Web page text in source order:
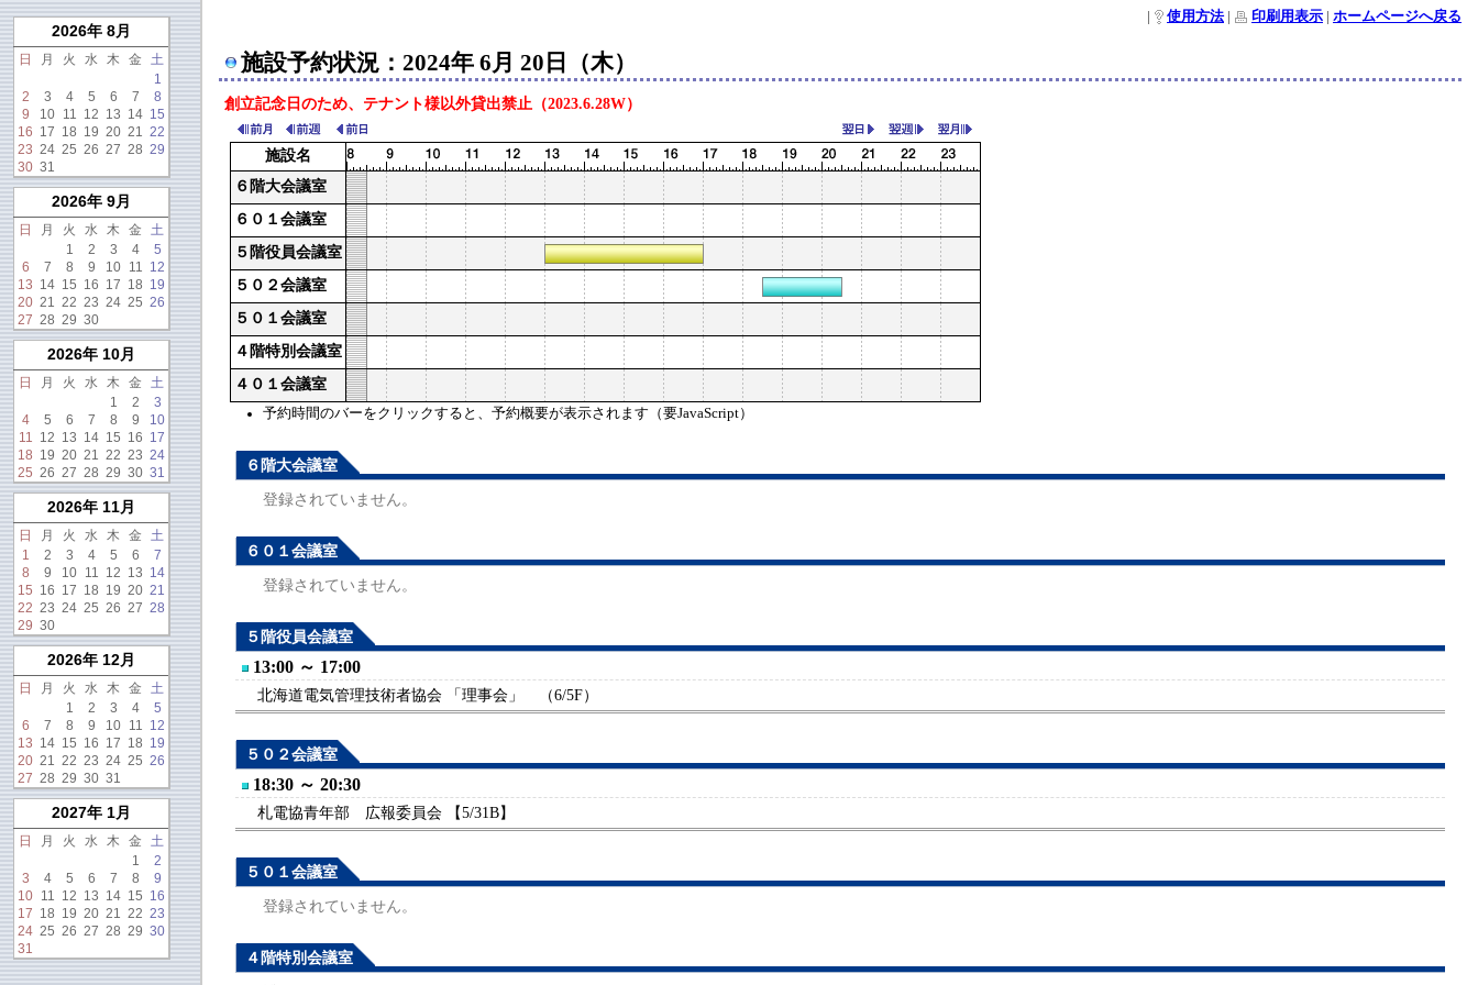
使用方法| 印刷用表示 ホームページへ戻る
施設予約状況：2024年 6月 20日（木）
創立記念日のため、テナント様以外貸出禁止（2023.6.28W）
施設名
予約時間のバーをクリックすると、予約概要が表示されます（要JavaScript）
６階大会議室
６０１会議室
５階役員会議室
５０２会議室
５０１会議室
４階特別会議室
４０１会議室
６階大会議室
登録されていません。
６０１会議室
登録されていません。
５階役員会議室
13:00 ～ 17:00
北海道電気管理技術者協会 「理事会」 （6/5F）
５０２会議室
18:30 ～ 20:30
札電協青年部 広報委員会 【5/31B】
５０１会議室
登録されていません。
４階特別会議室
2026年 8月
日 月 火 水 木 金
土
1
2
3 4 5 6 7
8
9
10 11 12 13 14 15
16 17 18 19 20 21 22
23 24 25 26 27 28 29
30 31
2026年 9月
日 月 火 水 木 金
土
1
2 3 4
5
6
7 8 9 10 11 12
13 14 15 16 17 18 19
20 21 22 23 24 25 26
27 28 29 30
2026年 10月
日 月 火 水 木 金
土
1
2
3
4
5 6 7 8 9
10
11 12 13 14 15 16 17
18 19 20 21 22 23 24
25 26 27 28 29 30 31
2026年 11月
日 月 火 水 木 金
土
1
2 3 4 5 6
7
8
9 10 11 12 13 14
15 16 17 18 19 20 21
22 23 24 25 26 27 28
29 30
2026年 12月
日 月 火 水 木 金
土
1
2 3 4
5
6
7 8 9 10 11 12
13 14 15 16 17 18 19
20 21 22 23 24 25 26
27 28 29 30 31
2027年 1月
日 月 火 水 木 金
土
1
2
3
4 5 6 7 8
9
10 11 12 13 14 15 16
17 18 19 20 21 22 23
24 25 26 27 28 29 30
31